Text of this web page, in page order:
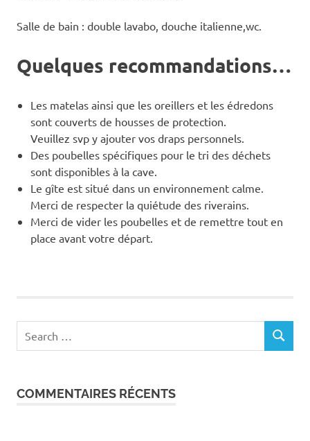
Salle de bain : double lavabo, douche italienne,wc.
Quelques recommandations…
Les matelas ainsi que les oreillers et les édredons
sont couverts de housses de protection.
Veuillez svp y ajouter vos draps personnels.
Des poubelles spécifiques pour le tri des déchets
sont disponibles à la cave.
Le gîte est situé dans un environnement calme.
Merci de respecter la quiétude des riverains.
Merci de vider les poubelles et de remettre tout en
place avant votre départ.
for:
SEARCH
COMMENTAIRES RÉCENTS